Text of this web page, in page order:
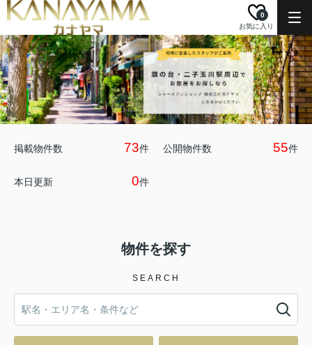
お気に入り
0
掲載物件数 73件 公開物件数 55件
本日更新 0件
物件を探す
SEARCH